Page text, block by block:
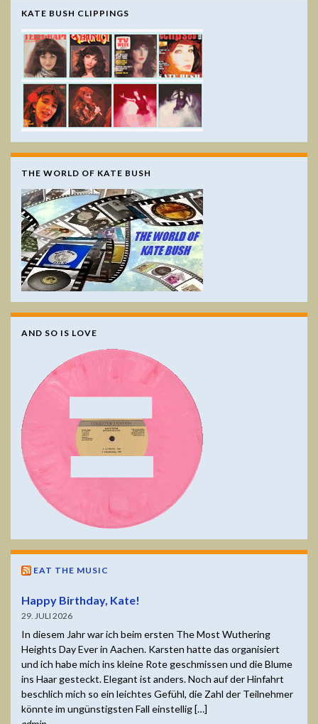
KATE BUSH CLIPPINGS
THE WORLD OF KATE BUSH
AND SO IS LOVE
EAT THE MUSIC
Happy Birthday, Kate!
29. JULI 2026
In diesem Jahr war ich beim ersten The Most Wuthering
Heights Day Ever in Aachen. Karsten hatte das organisiert
und ich habe mich ins kleine Rote geschmissen und die Blume
ins Haar gesteckt. Elegant ist anders. Noch auf der Hinfahrt
beschlich mich so ein leichtes Gefühl, die Zahl der Teilnehmer
könnte im ungünstigsten Fall einstellig […]